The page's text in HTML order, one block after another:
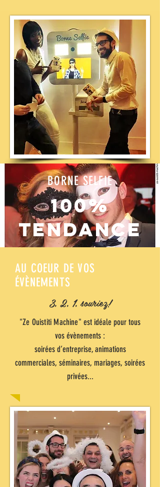
BORNE SELFIE
100%
tendance
AU COEUR DE VOS
ÉVÈNEMENTS
3, 2, 1, souriez!
"Ze Ouistiti Machine" est idéale pour tous
vos évènements :
soirées d’entreprise, animations
commerciales, séminaires, mariages, soirées
privées...